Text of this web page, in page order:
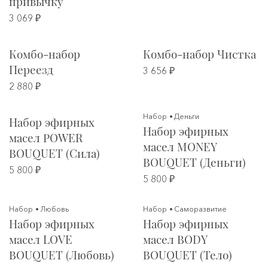
3 069 ₽
Комбо-набор
Переезд
2 880 ₽
Комбо-набор Чистка
3 656 ₽
Набор эфирных
масел POWER
BOUQUET (Сила)
5 800 ₽
Набор Деньги
Набор эфирных
масел MONEY
BOUQUET (Деньги)
5 800 ₽
Набор Любовь
Набор эфирных
масел LOVE
BOUQUET (Любовь)
Набор Саморазвитие
Набор эфирных
масел BODY
BOUQUET (Тело)